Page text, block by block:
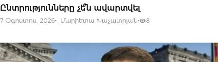
07 ՕԳՈՍՏՈՍԻ, 2026
Ընտրությունները չե՞ն ավարտվել
7 Օգոստոս, 2026 Մարիետա Խաչատրյան 8